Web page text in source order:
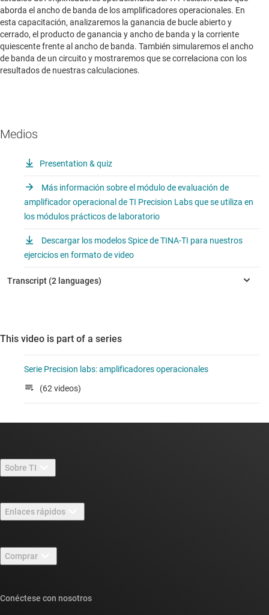
aborda el ancho de banda de los amplificadores operacionales. En
esta capacitación, analizaremos la ganancia de bucle abierto y
cerrado, el producto de ganancia y ancho de banda y la corriente
quiescente frente al ancho de banda. También simularemos el ancho
de banda de un circuito y mostraremos que se correlaciona con los
resultados de nuestras calculaciones.
Medios
Presentation & quiz
Más información sobre el módulo de evaluación de
amplificador operacional de TI Precision Labs que se utiliza en
los módulos prácticos de laboratorio
Descargar los modelos Spice de TINA-TI para nuestros
ejercicios en formato de video
This video is part of a series
Serie Precision labs: amplificadores operacionales
(62 videos)
Sobre TI
Carreras laborales
Sala de redacción
Eventos
Enlaces rápidos
Foros de soporte de diseño de TI E2E™
Búsqueda de referencias cruzadas
Comprar
Conéctese con nosotros